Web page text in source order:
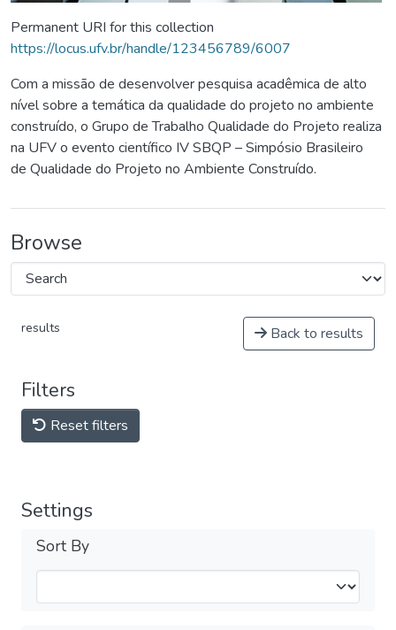
Permanent URI for this collection
https://locus.ufv.br/handle/123456789/6007
Com a missão de desenvolver pesquisa acadêmica de alto
nível sobre a temática da qualidade do projeto no ambiente
construído, o Grupo de Trabalho Qualidade do Projeto realiza
na UFV o evento científico IV SBQP – Simpósio Brasileiro
de Qualidade do Projeto no Ambiente Construído.
Browse
results Back to results
Filters
Reset filters
Settings
Sort By